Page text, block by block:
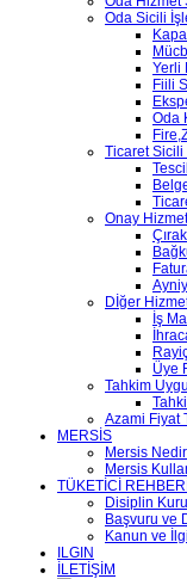
Oda Sicili
Yerli
Fiili
Oda
Ticaret Sicili
Onay
Dİğer
İş
Üye
Tahkim
Azami Fiyat
MERSİS
Mersis
Mersis
TÜKETİCİ REHBERİ
Disiplin
Başvuru ve
Kanun ve
ILGIN
İLETİŞİM